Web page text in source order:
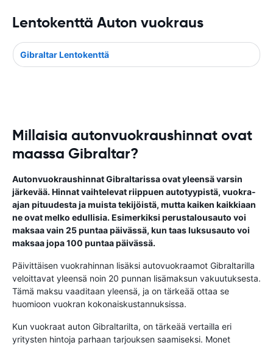
Lentokenttä Auton vuokraus
Gibraltar Lentokenttä
Millaisia autonvuokraushinnat ovat
maassa Gibraltar?
Autonvuokraushinnat Gibraltarissa ovat yleensä varsin
järkevää. Hinnat vaihtelevat riippuen autotyypistä, vuokra-
ajan pituudesta ja muista tekijöistä, mutta kaiken kaikkiaan
ne ovat melko edullisia. Esimerkiksi perustalousauto voi
maksaa vain 25 puntaa päivässä, kun taas luksusauto voi
maksaa jopa 100 puntaa päivässä.
Päivittäisen vuokrahinnan lisäksi autovuokraamot Gibraltarilla
veloittavat yleensä noin 20 punnan lisämaksun vakuutuksesta.
Tämä maksu vaaditaan yleensä, ja on tärkeää ottaa se
huomioon vuokran kokonaiskustannuksissa.
Kun vuokraat auton Gibraltarilta, on tärkeää vertailla eri
yritysten hintoja parhaan tarjouksen saamiseksi. Monet